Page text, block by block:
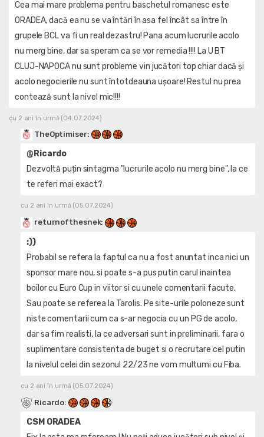
Cea mai mare problema pentru baschetul romanesc este
ORADEA, dacă ea nu se va întări în asa fel încât sa între în
grupele BCL va fi un real dezastru! Pana acum lucrurile acolo
nu merg bine, dar sa speram ca se vor remedia !!!! La U BT
CLUJ-NAPOCA nu sunt probleme vin jucători top chiar dacă și
acolo negocierile nu sunt întotdeauna ușoare! Restul nu prea
contează sunt la nivel mic!!!!
cu 2 ani în urmă (04.07.2024)
TheOptimiser:
@Ricardo
Dezvoltă puțin sintagma "lucrurile acolo nu merg bine", la ce
te referi mai exact?
cu 2 ani în urmă (05.07.2024)
returnofthesnek:
:))
Probabil se refera la faptul ca nu a fost anuntat inca nici un
sponsor mare nou, si poate s-a pus putin carul inaintea
boilor cu Euro Cup in viitor si cu unele comentarii facute.
Sau poate se referea la Tarolis. Pe site-urile poloneze sunt
niste comentarii cum ca s-ar negocia cu un PG de acolo,
dar sa fim realisti, la ce adversari sunt in preliminarii, fara o
suplimentare consistenta de buget si o recrutare cel putin
la nivelul celei din sezonul 22/23 ne vom multumi cu Fiba.
cu 2 ani în urmă (05.07.2024)
Ricardo:
CSM ORADEA